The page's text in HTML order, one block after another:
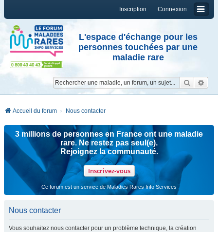
Connexion
Inscription
L'espace d'échange pour les
personnes touchées par une
maladie rare
Accueil du forum Nous contacter
3 millions de personnes en France ont une maladie
rare. Ne restez pas seul(e).
Rejoignez la communauté.
Inscrivez-vous
Ce forum est un service de Maladies Rares Info Services
Nous contacter
Vous souhaitez nous contacter pour un problème technique, la création